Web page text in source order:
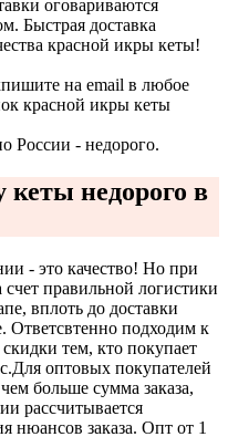
оговариваются
Быстрая доставка
красной икры кеты!
пишите на email в любое
красной икры кеты
недорого в
- это качество! Но при
правильной логистики
вплоть до доставки
Ответсвтенно подходим к
тем, кто покупает
Для оптовых покупателей
больше сумма заказа,
рассчитывается
нюансов заказа. Опт от 1